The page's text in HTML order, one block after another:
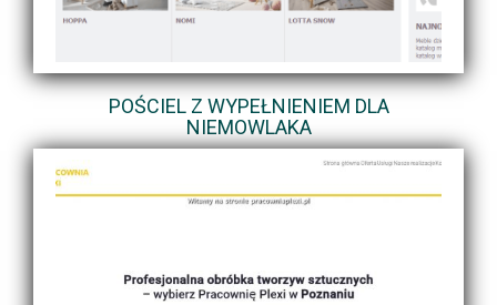
POŚCIEL Z WYPEŁNIENIEM DLA
NIEMOWLAKA